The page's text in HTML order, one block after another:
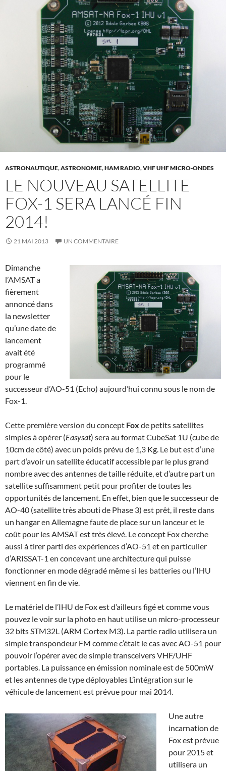
ASTRONAUTIQUE,ASTRONOMIE,HAM RADIO,VHF UHF MICRO-ONDES
LE NOUVEAU SATELLITE
FOX-1 SERA LANCÉ FIN
2014!
21 MAI 2013 UN COMMENTAIRE
Dimanche
l’AMSAT a
fièrement
annoncé dans
la newsletter
qu’une date de
lancement
avait été
programmé
pour le
successeur d’AO-51 (Echo) aujourd’hui connu sous le nom de
Fox-1.
Cette première version du concept Fox de petits satellites
simples à opérer (Easysat) sera au format CubeSat 1U (cube de
10cm de côté) avec un poids prévu de 1,3 Kg. Le but est d’une
part d’avoir un satellite éducatif accessible par le plus grand
nombre avec des antennes de taille réduite, et d’autre part un
satellite suffisamment petit pour profiter de toutes les
opportunités de lancement. En effet, bien que le successeur de
AO-40 (satellite très abouti de Phase 3) est prêt, il reste dans
un hangar en Allemagne faute de place sur un lanceur et le
coût pour les AMSAT est très élevé. Le concept Fox cherche
aussi à tirer parti des expériences d’AO-51 et en particulier
d’ARISSAT-1 en concevant une architecture qui puisse
fonctionner en mode dégradé même si les batteries ou l’IHU
viennent en fin de vie.
Le matériel de l’IHU de Fox est d’ailleurs figé et comme vous
pouvez le voir sur la photo en haut utilise un micro-processeur
32 bits STM32L (ARM Cortex M3). La partie radio utilisera un
simple transpondeur FM comme c’était le cas avec AO-51 pour
pouvoir l’opérer avec de simple transceivers VHF/UHF
portables. La puissance en émission nominale est de 500mW
et les antennes de type déployables L’intégration sur le
véhicule de lancement est prévue pour mai 2014.
Une autre
incarnation de
Fox est prévue
pour 2015 et
utilisera un